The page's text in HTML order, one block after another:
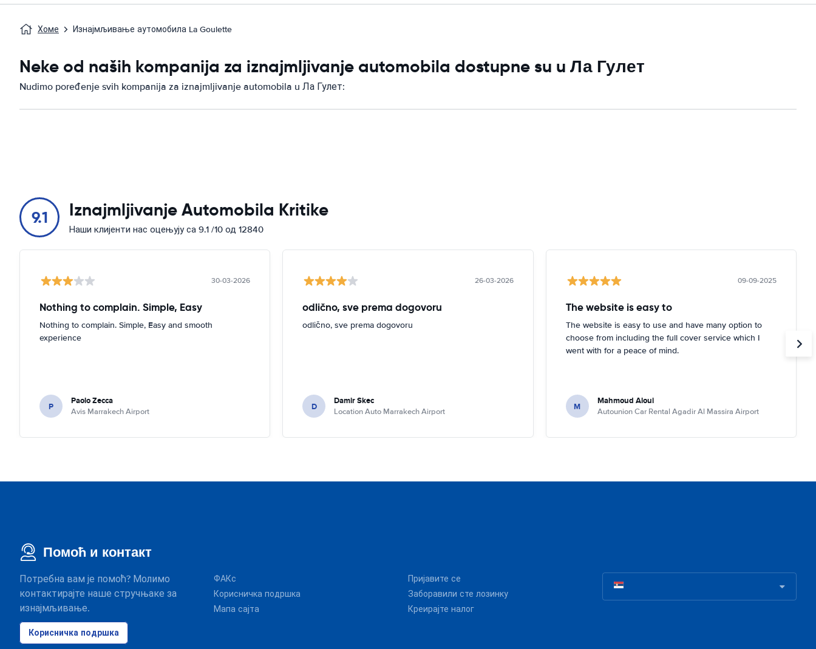
Хоме Изнајмљивање аутомобила La Goulette
Neke od naših kompanija za iznajmljivanje automobila dostupne su u Ла Гулет
Nudimo poređenje svih kompanija za iznajmljivanje automobila u Ла Гулет:
9.1 Iznajmljivanje Automobila Kritike
Наши клијенти нас оцењују са 9.1 /10 од 12840
30-03-2026
Nothing to complain. Simple, Easy
Nothing to complain. Simple, Easy and smooth
experience
P Paolo Zecca
Avis Marrakech Airport
26-03-2026
odlično, sve prema dogovoru
odlično, sve prema dogovoru
D Damir Skec
Location Auto Marrakech Airport
09-09-2025
The website is easy to
The website is easy to use and have many option to
choose from including the full cover service which I
went with for a peace of mind.
M Mahmoud Aloui
Autounion Car Rental Agadir Al Massira Airport
Помоћ и контакт
Потребна вам је помоћ? Молимо
контактирајте наше стручњаке за
изнајмљивање.
Корисничка подршка
ФАКс
Корисничка подршка
Мапа сајта
Пријавите се
Заборавили сте лозинку
Креирајте налог